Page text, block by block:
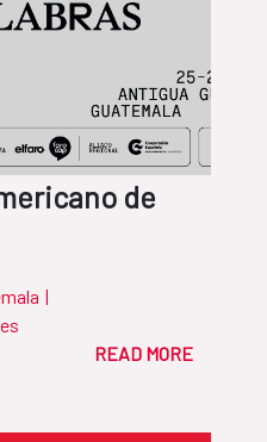
de
|
READ MORE